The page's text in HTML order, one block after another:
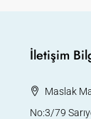
İletişim
Maslak
No:3/79